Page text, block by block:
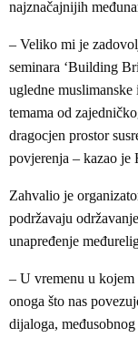
najznačajnijih
– Veliko mi je
seminara ‘Building
ugledne
temama od
dragocjen prostor
povjerenja – kazao je
Zahvalio je
podržavaju
unapređenje
– U vremenu u kojem
onoga što nas
dijaloga,